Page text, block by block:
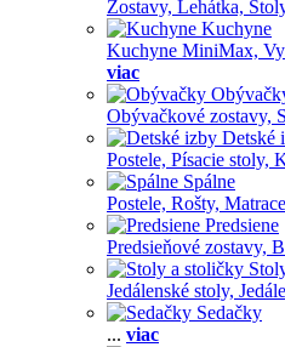
Zostavy, Lehátka,
Kuchyne
Kuchyne MiniMax,
viac
Obývačkové zostavy,
Detské
Postele, Písacie stoly,
Spálne
Postele, Rošty,
Predsiene
Predsieňové zostavy,
Jedálenské stoly,
Sedačky
... viac